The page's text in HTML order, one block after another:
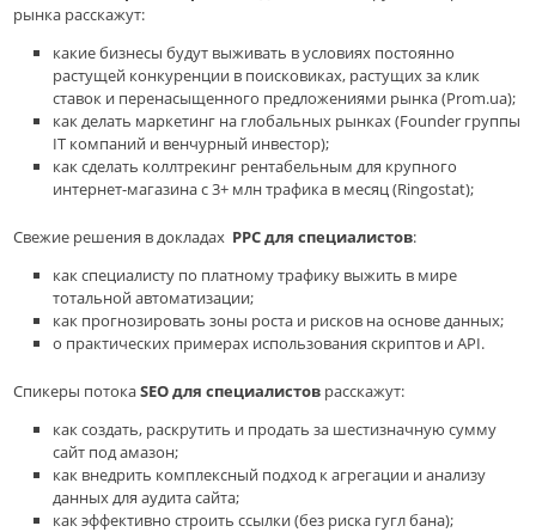
рынка расскажут:
какие бизнесы будут выживать в условиях постоянно
растущей конкуренции в поисковиках, растущих за клик
ставок и перенасыщенного предложениями рынка (Prom.ua);
как делать маркетинг на глобальных рынках (Founder группы
IT компаний и венчурный инвестор);
как сделать коллтрекинг рентабельным для крупного
интернет-магазина с 3+ млн трафика в месяц (Ringostat);
Свежие решения в докладах PPC для специалистов:
как специалисту по платному трафику выжить в мире
тотальной автоматизации;
как прогнозировать зоны роста и рисков на основе данных;
о практических примерах использования скриптов и API.
Спикеры потокаSEO для специалистов расскажут:
как создать, раскрутить и продать за шестизначную сумму
сайт под амазон;
как внедрить комплексный подход к агрегации и анализу
данных для аудита сайта;
как эффективно строить ссылки (без риска гугл бана);